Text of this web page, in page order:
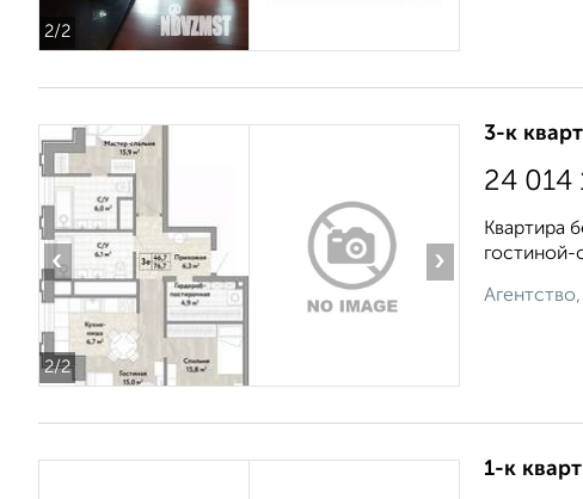
2/2
2/2
‹ ›
3-к
24 014
Квартира
гостиной-
1-к